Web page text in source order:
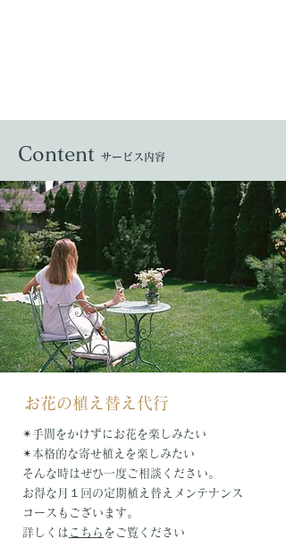
Content サービス内容
​お花の植え替え代行
✴︎手間をかけずにお花を楽しみたい
✴︎本格的な寄せ植えを楽しみたい
そんな時はぜひ一度ご相談ください。
お得な月１回の定期植え替え
メンテナンス
コースもございます。
詳しくは こちら​ をご覧ください